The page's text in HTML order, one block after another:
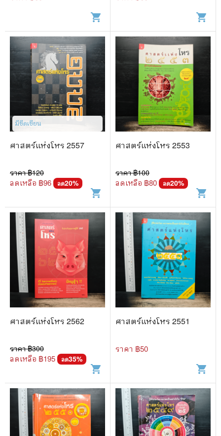
shopping_cart shopping_cart
มีขีดเขียน
ศาสตร์แห่งโหร 2557
ราคา ฿120
ลดเหลือ ฿96 ลด20%
shopping_cart
ศาสตร์แห่งโหร 2553
ราคา ฿100
ลดเหลือ ฿80 ลด20%
shopping_cart
ศาสตร์แห่งโหร 2562
ราคา ฿300
ลดเหลือ ฿195 ลด35%
shopping_cart
ศาสตร์แห่งโหร 2551
ราคา ฿50
shopping_cart